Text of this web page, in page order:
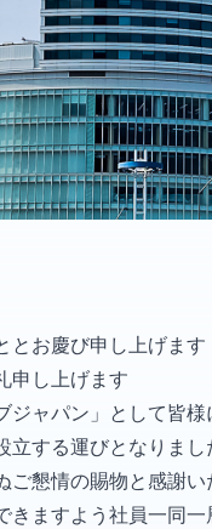
お慶び申し上げます
申し上げます
ャパン」として皆
立する運びとなりまし
ご懇情の賜物と感謝
ますよう社員一同